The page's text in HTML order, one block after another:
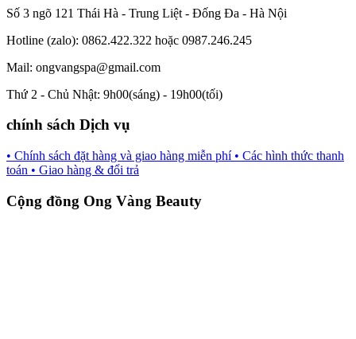
Số 3 ngõ 121 Thái Hà - Trung Liệt - Đống Đa - Hà Nội
Hotline (zalo): 0862.422.322 hoặc 0987.246.245
Mail: ongvangspa@gmail.com
Thứ 2 - Chủ Nhật: 9h00(sáng) - 19h00(tối)
chính sách Dịch vụ
• Chính sách đặt hàng và giao hàng miễn phí • Các hình thức thanh
toán • Giao hàng & đổi trả
Cộng đồng Ong Vàng Beauty